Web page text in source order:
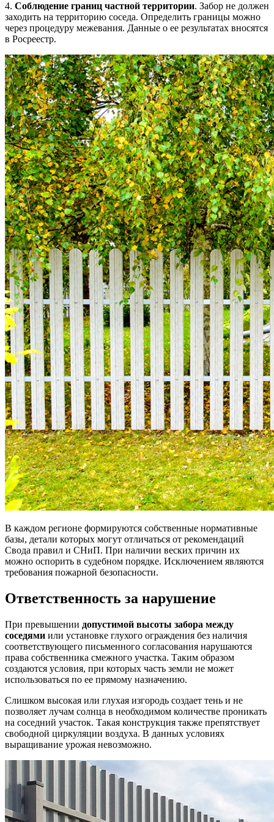
4. Соблюдение границ частной территории. Забор не должен
заходить на территорию соседа. Определить границы можно
через процедуру межевания. Данные о ее результатах вносятся
в Росреестр.
В каждом регионе формируются собственные нормативные
базы, детали которых могут отличаться от рекомендаций
Свода правил и СНиП. При наличии веских причин их
можно оспорить в судебном порядке. Исключением являются
требования пожарной безопасности.
Ответственность за нарушение
При превышении допустимой высоты забора между
соседями или установке глухого ограждения без наличия
соответствующего письменного согласования нарушаются
права собственника смежного участка. Таким образом
создаются условия, при которых часть земли не может
использоваться по ее прямому назначению.
Слишком высокая или глухая изгородь создает тень и не
позволяет лучам солнца в необходимом количестве проникать
на соседний участок. Такая конструкция также препятствует
свободной циркуляции воздуха. В данных условиях
выращивание урожая невозможно.